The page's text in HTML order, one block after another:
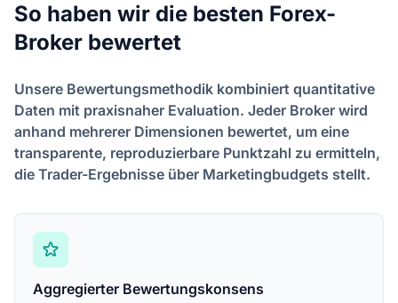
So haben wir die besten Forex-
Broker bewertet
Unsere Bewertungsmethodik kombiniert quantitative
Daten mit praxisnaher Evaluation. Jeder Broker wird
anhand mehrerer Dimensionen bewertet, um eine
transparente, reproduzierbare Punktzahl zu ermitteln,
die Trader-Ergebnisse über Marketingbudgets stellt.
Aggregierter Bewertungskonsens